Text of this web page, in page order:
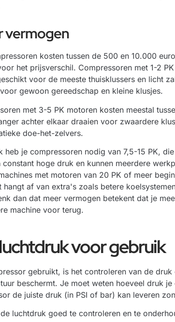
vermogen
kosten tussen de 500 en 10.000
het prijsverschil. Compressoren met 1-2
voor de meeste thuisklussers en licht
gewoon gereedschap en kleine klusjes.
met 3-5 PK motoren kosten meestal
achter elkaar draaien voor zwaardere
doe-het-zelvers.
heb je compressoren nodig van 7,5-15 PK,
constant hoge druk en kunnen meerdere
met motoren van 20 PK of meer
af van extra's zoals betere
dan dat meer vermogen betekent dat je
machine voor terug.
voor gebruik
gebruikt, is het controleren van de
beschermt. Je moet weten hoeveel druk
de juiste druk (in PSI of bar) kan leveren
luchtdruk goed te controleren en te